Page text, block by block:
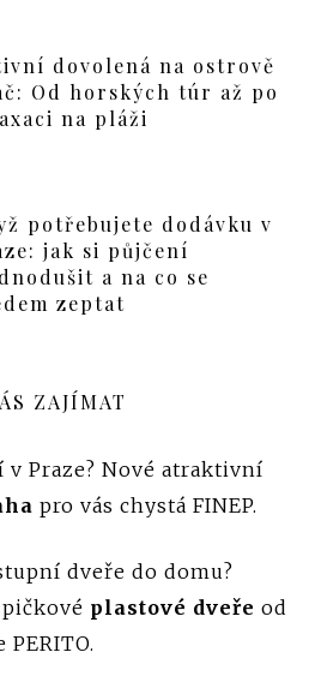
dovolená na ostrově
Od horských túr až po
na pláži
potřebujete dodávku v
jak si půjčení
a na co se
zeptat
ZAJÍMAT
v Praze? Nové atraktivní
pro vás chystá FINEP.
dveře do domu?
plastové dveře od